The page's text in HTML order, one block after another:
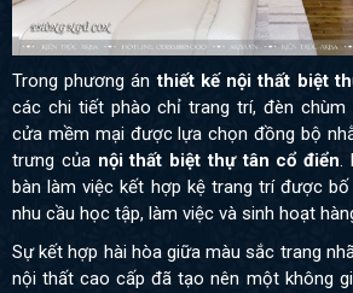
Trong phương ánthiết kế nội thất biệt
các chi tiết phào chỉ trang trí, đèn chùm
cửa mềm mại được lựa chọn đồng bộ
trưng của nội thất biệt thự tân cổ điển.
bàn làm việc kết hợp kệ trang trí được
nhu cầu học tập, làm việc và sinh hoạt
Sự kết hợp hài hòa giữa màu sắc trang
nội thất cao cấp đã tạo nên một không